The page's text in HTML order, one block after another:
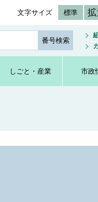
文字サイズ 標準 拡
しごと ・産業 市政